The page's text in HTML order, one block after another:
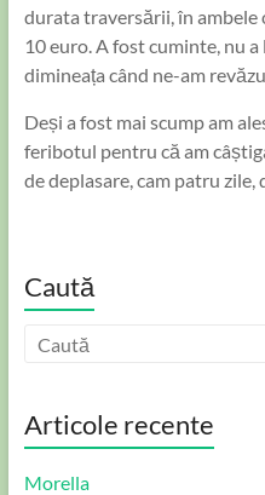
durata traversării, în ambele
10 euro. A fost cuminte, nu
dimineața când ne-am
Deși a fost mai scump am
feribotul pentru că am
de deplasare, cam patru
Caută
Articole recente
Morella